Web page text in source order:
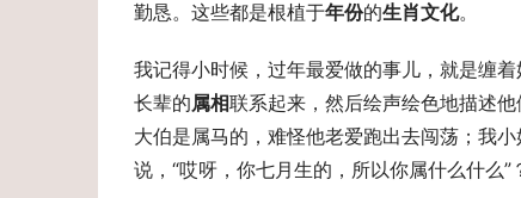
勤恳。这些都是根植于年份的生肖文化。
我记得小时候，过年最爱做的事儿，就是缠着
长辈的属相联系起来，然后绘声绘色地描述
大伯是属马的，难怪他老爱跑出去闯荡；我
说，“哎呀，你七月生的，所以你属什么什么”